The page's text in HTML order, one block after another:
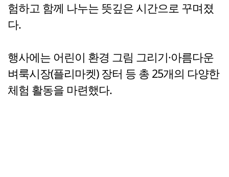
험하고 함께 나누는 뜻깊은 시간으로 꾸며졌
다.
행사에는 어린이 환경 그림 그리기·아름다운
벼룩시장(플리마켓) 장터 등 총 25개의 다양한
체험 활동을 마련했다.